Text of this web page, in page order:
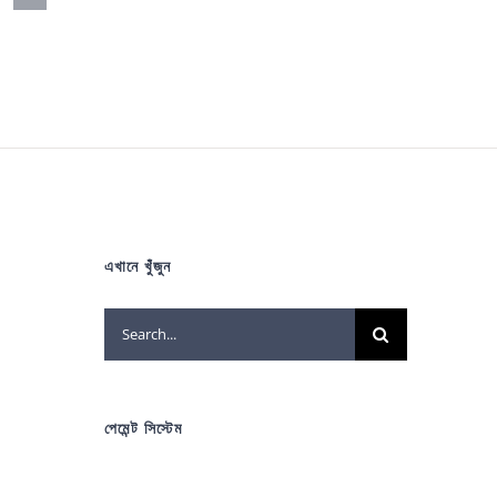
এখানে খুঁজুন
Search
for:
পেমেন্ট সিস্টেম